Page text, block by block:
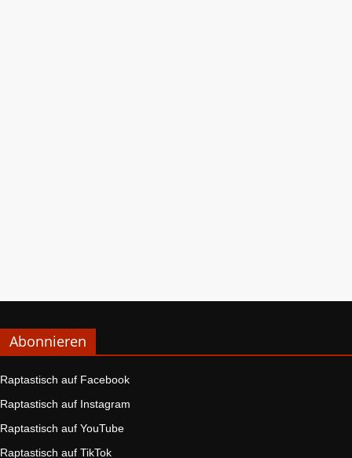
Abonnieren
Raptastisch auf Facebook
Raptastisch auf Instagram
Raptastisch auf YouTube
Raptastisch auf TikTok